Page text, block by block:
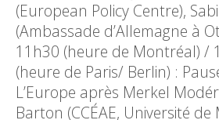
(European Policy Centre),
(Ambassade d’Allemagne à
11h30 (heure de Montréal) /
(heure de Paris/ Berlin) :
L’Europe après Merkel
Barton (CCÉAE, Université